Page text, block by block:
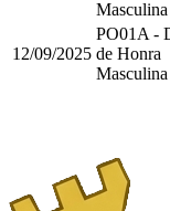
Masculina
12/09/2025
PO01A -
de Honra
Masculina